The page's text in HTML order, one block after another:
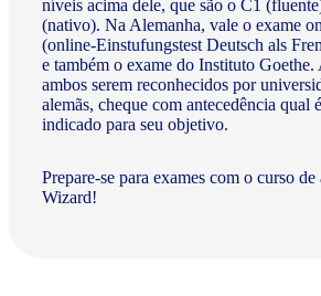
níveis acima dele, que são o C1
(nativo). Na Alemanha, vale o exame
(online-Einstufungstest Deutsch als
e também o exame do Instituto Goethe.
ambos serem reconhecidos por
alemãs, cheque com antecedência qual
indicado para seu objetivo.
Prepare-se para exames com o curso de
Wizard!